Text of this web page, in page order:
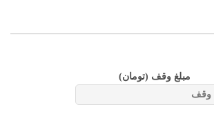
مبلغ وقف (تومان)